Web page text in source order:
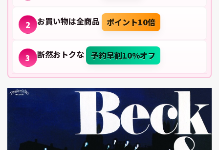
2 お買い物は全商品 ポイント10倍
3 断然おトクな 予約早割10%オフ